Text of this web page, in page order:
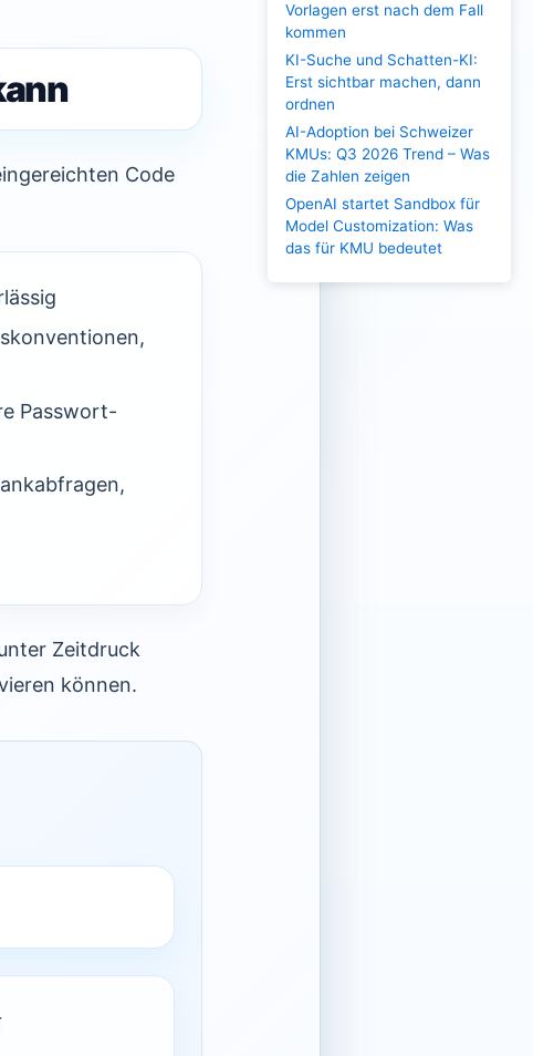
Code
Passwort-
Zeitdruck
können.
Vorlagen erst nach dem Fall
kommen
KI-Suche und Schatten-KI:
Erst sichtbar machen, dann
ordnen
AI-Adoption bei Schweizer
KMUs: Q3 2026 Trend – Was
die Zahlen zeigen
OpenAI startet Sandbox für
Model Customization: Was
das für KMU bedeutet